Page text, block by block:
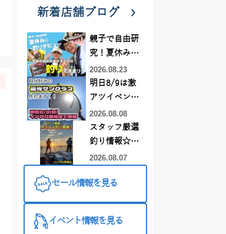
新着店舗ブログ
親子で自由研
究！夏休みに
釣りデビュー
2026.08.23
明日8/9は激
アツイベント
日！！！～オ
ーダー偏光グ
ラス受注会～
2026.08.08
スタッフ厳選
釣り情報☆彡
連休は何釣り
♪【イシグロ
2026.08.07
セール情報を見る
イベント情報を見る